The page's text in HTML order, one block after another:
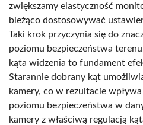
zwiększamy elastyczność
bieżąco dostosowywać
Taki krok przyczynia się do
poziomu bezpieczeństwa
kąta widzenia to fundament
Starannie dobrany kąt
kamery, co w rezultacie
poziomu bezpieczeństwa w
kamery z właściwą regulacją